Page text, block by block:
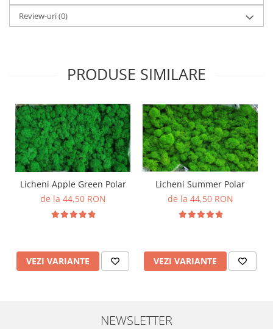
Review-uri(0)
PRODUSE SIMILARE
Licheni Apple Green Polar
de la 44,50 RON
VEZI VARIANTE
Licheni Summer Polar
de la 44,50 RON
VEZI VARIANTE
NEWSLETTER